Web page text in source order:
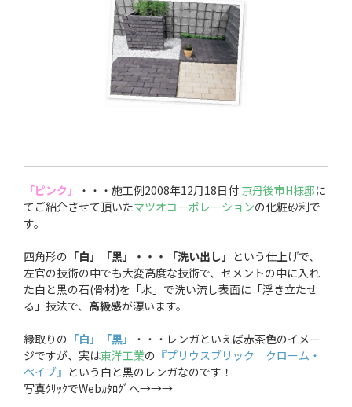
「ピンク」 ・・・施工例2008年12月18日付京丹後市H様邸に
てご紹介させて頂いたマツオコーポレーションの化粧砂利で
す。
四角形の 「白」「黒」・・・「洗い出し」 という仕上げで、
左官の技術の中でも大変高度な技術で、セメントの中に入れ
た白と黒の石(骨材)を「水」で洗い流し表面に「浮き立たせ
る」技法で、 高級感が漂います。
縁取りの 「白」「黒」 ・・・レンガといえば赤茶色のイメー
ジですが、実は東洋工業の 『プリウスブリック クローム・
ペイブ』 という白と黒のレンガなのです！
写真ｸﾘｯｸでWebｶﾀﾛｸﾞへ→→→